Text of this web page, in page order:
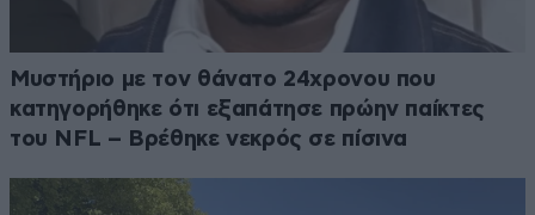
Μυστήριο με τον θάνατο 24χρονου που
κατηγορήθηκε ότι εξαπάτησε πρώην παίκτες
του NFL – Βρέθηκε νεκρός σε πίσινα